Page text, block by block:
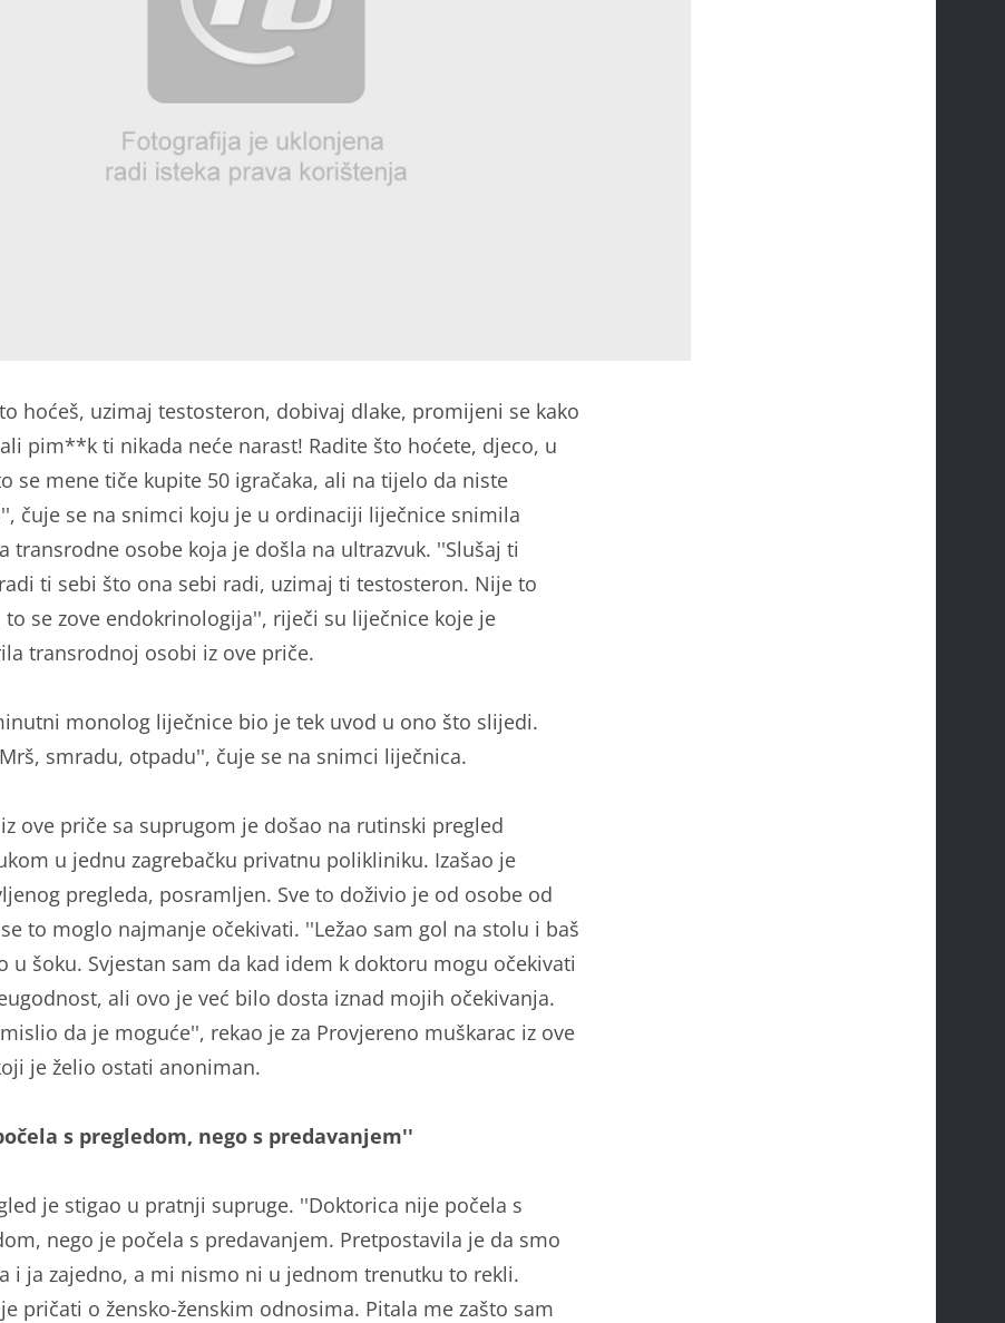
hoćeš, uzimaj testosteron, dobivaj dlake, promijeni se kako
pim**k ti nikada neće narast! Radite što hoćete, djeco, u
se mene tiče kupite 50 igračaka, ali na tijelo da niste
čuje se na snimci koju je u ordinaciji liječnice snimila
transrodne osobe koja je došla na ultrazvuk. ''Slušaj ti
ti sebi što ona sebi radi, uzimaj ti testosteron. Nije to
to se zove endokrinologija'', riječi su liječnice koje je
transrodnoj osobi iz ove priče.
monolog liječnice bio je tek uvod u ono što slijedi.
smradu, otpadu'', čuje se na snimci liječnica.
ove priče sa suprugom je došao na rutinski pregled
u jednu zagrebačku privatnu polikliniku. Izašao je
pregleda, posramljen. Sve to doživio je od osobe od
to moglo najmanje očekivati. ''Ležao sam gol na stolu i baš
u šoku. Svjestan sam da kad idem k doktoru mogu očekivati
ali ovo je već bilo dosta iznad mojih očekivanja.
da je moguće'', rekao je za Provjereno muškarac iz ove
je želio ostati anoniman.
s pregledom, nego s predavanjem''
je stigao u pratnji supruge. ''Doktorica nije počela s
nego je počela s predavanjem. Pretpostavila je da smo
i ja zajedno, a mi nismo ni u jednom trenutku to rekli.
pričati o žensko-ženskim odnosima. Pitala me zašto sam